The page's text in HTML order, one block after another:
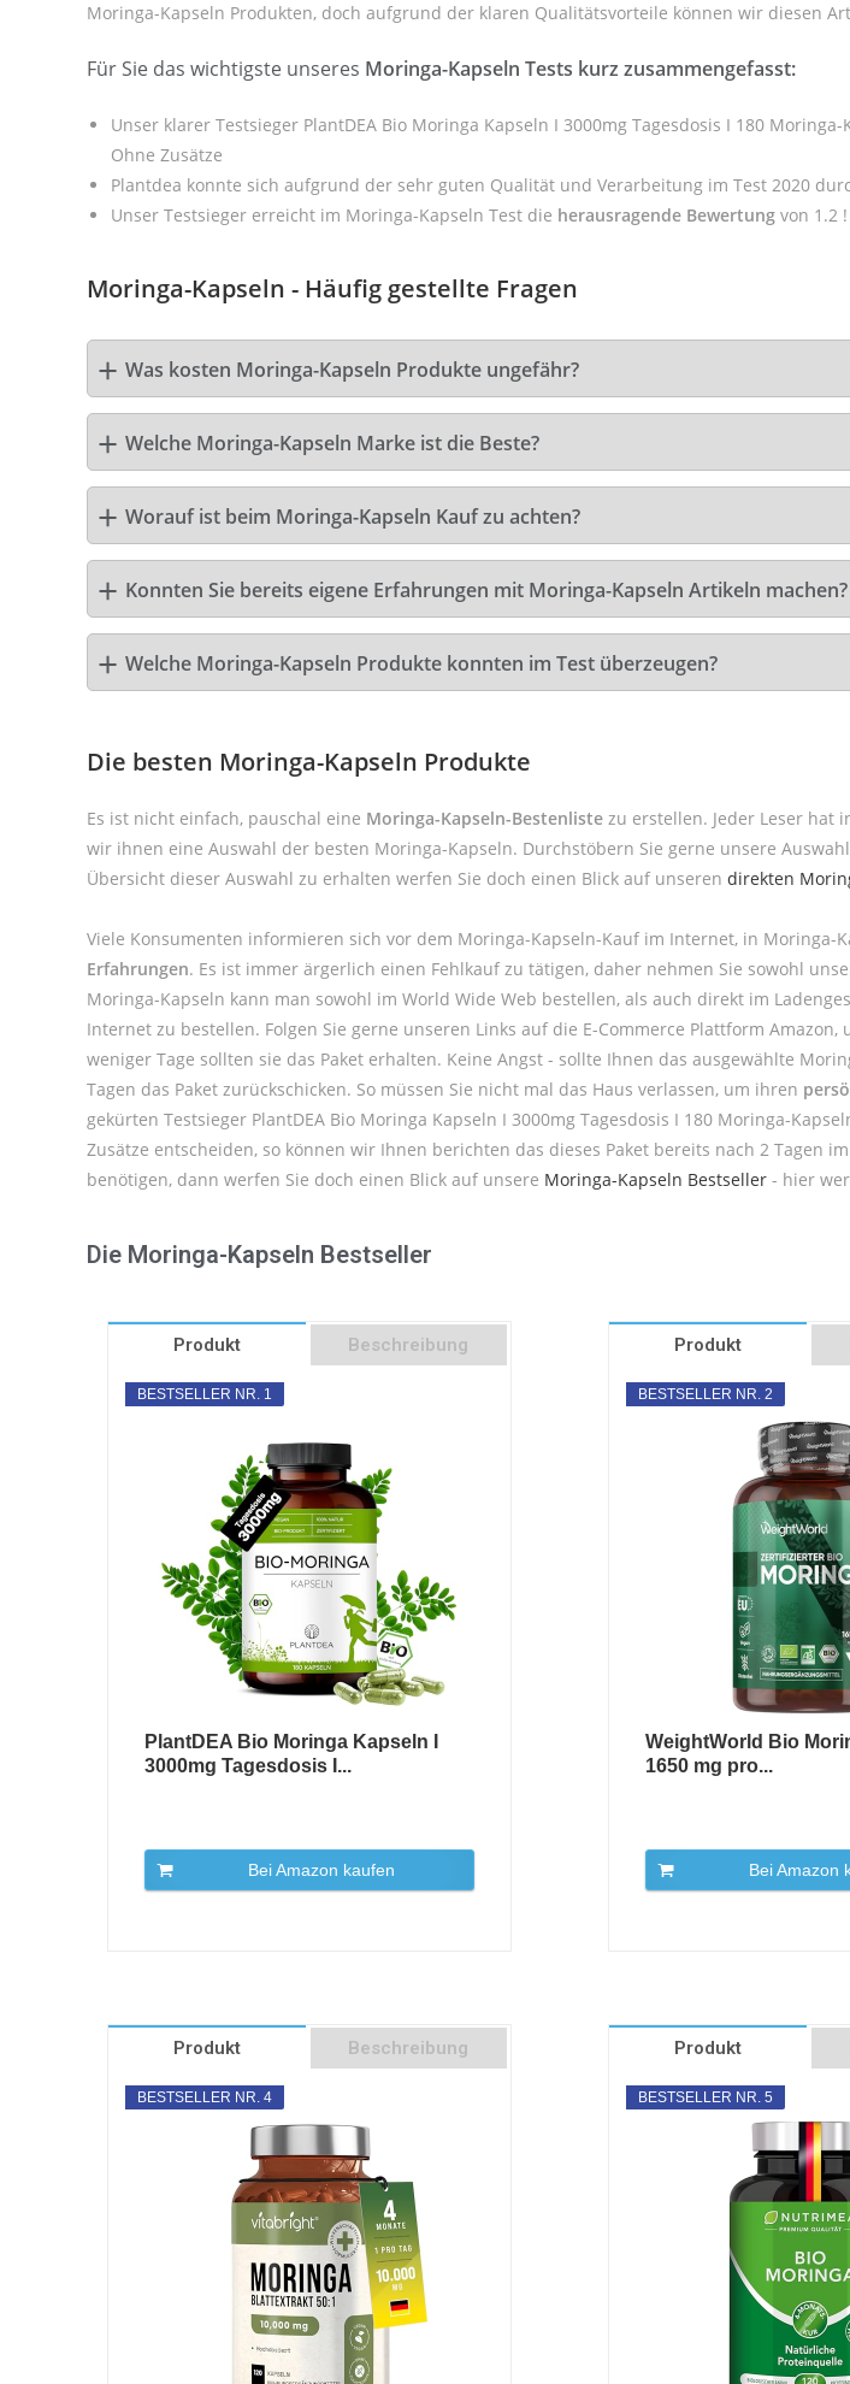
Moringa-Kapseln Produkten, doch aufgrund der klaren Qualitätsvorteile können wir diesen
Für Sie das wichtigste unseres Moringa-Kapseln Tests kurz zusammengefasst:
Unser klarer Testsieger PlantDEA Bio Moringa Kapseln I 3000mg Tagesdosis I 180
Ohne Zusätze
Plantdea konnte sich aufgrund der sehr guten Qualität und Verarbeitung im Test 2020
Unser Testsieger erreicht im Moringa-Kapseln Test die herausragende Bewertung von 1.2 !
Moringa-Kapseln - Häufig gestellte Fragen
Was kosten Moringa-Kapseln Produkte ungefähr?
Welche Moringa-Kapseln Marke ist die Beste?
Worauf ist beim Moringa-Kapseln Kauf zu achten?
Konnten Sie bereits eigene Erfahrungen mit Moringa-Kapseln Artikeln machen?
Welche Moringa-Kapseln Produkte konnten im Test überzeugen?
Die besten Moringa-Kapseln Produkte
Es ist nicht einfach, pauschal eine Moringa-Kapseln-Bestenliste zu erstellen. Jeder Leser hat
wir ihnen eine Auswahl der besten Moringa-Kapseln. Durchstöbern Sie gerne unsere
Übersicht dieser Auswahl zu erhalten werfen Sie doch einen Blick auf unseren direkten
Viele Konsumenten informieren sich vor dem Moringa-Kapseln-Kauf im Internet, in
Erfahrungen. Es ist immer ärgerlich einen Fehlkauf zu tätigen, daher nehmen Sie sowohl
Moringa-Kapseln kann man sowohl im World Wide Web bestellen, als auch direkt im
Internet zu bestellen. Folgen Sie gerne unseren Links auf die E-Commerce Plattform
weniger Tage sollten sie das Paket erhalten. Keine Angst - sollte Ihnen das ausgewählte
Tagen das Paket zurückschicken. So müssen Sie nicht mal das Haus verlassen, um ihren
gekürten Testsieger PlantDEA Bio Moringa Kapseln I 3000mg Tagesdosis I 180 Moringa-
Zusätze entscheiden, so können wir Ihnen berichten das dieses Paket bereits nach 2 Tagen
benötigen, dann werfen Sie doch einen Blick auf unsere Moringa-Kapseln Bestseller - hier
Die Moringa-Kapseln Bestseller
Produkt Beschreibung
BESTSELLER NR. 1
PlantDEA Bio Moringa Kapseln I
3000mg Tagesdosis I...
Bei Amazon kaufen
Produkt
BESTSELLER NR. 2
WeightWorld Bio
1650 mg pro...
Bei Amazon
Produkt Beschreibung
BESTSELLER NR. 4
Produkt
BESTSELLER NR. 5